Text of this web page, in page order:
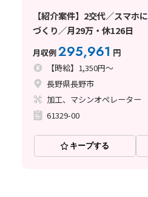
【紹介案件】2交代／スマホ
づくり／月29万・休126日
月収例295,961 円
【時給】1,350円～
長野県長野市
加工、マシンオペレーター
61329-00
キープする